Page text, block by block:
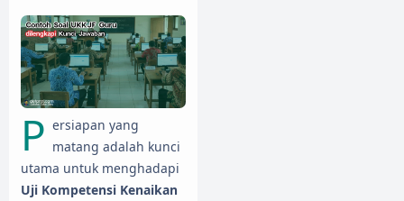
P ersiapan yang
matang adalah kunci
utama untuk menghadapi
Uji Kompetensi Kenaikan